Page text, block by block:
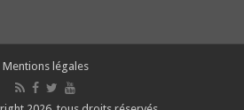
Mentions légales